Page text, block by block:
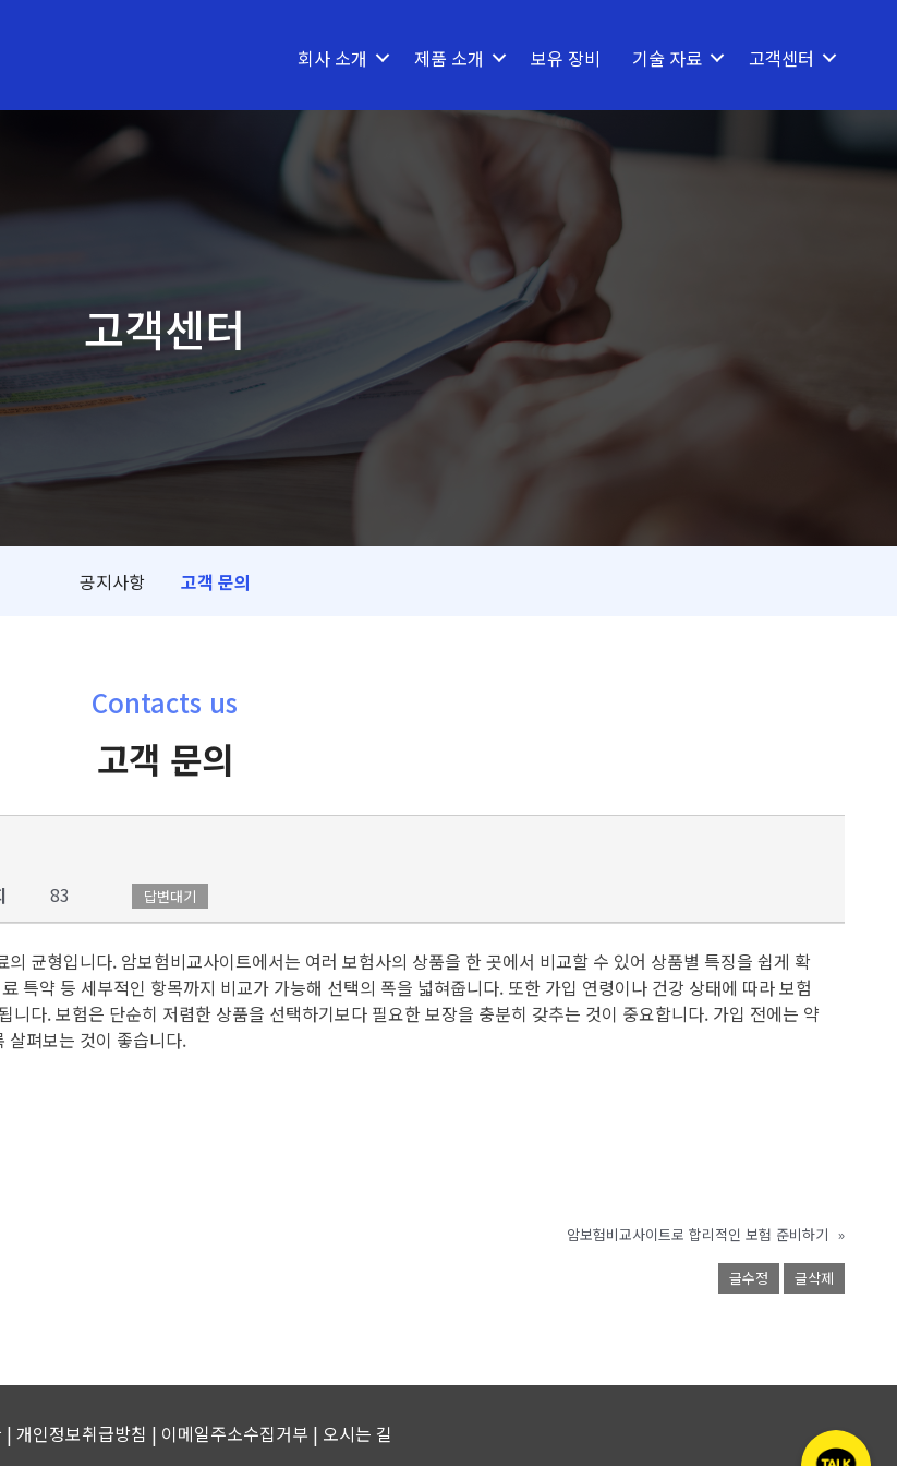
회사 소개 제품 소개 보유 장비 기술 자료 고객센터
고객센터
공지사항 고객 문의
Contacts us
고객 문의
83 답변대기
균형입니다. 암보험비교사이트에서는 여러 보험사의 상품을 한 곳에서 비교할 수 있어 상품별 특징을 쉽게 확
특약 등 세부적인 항목까지 비교가 가능해 선택의 폭을 넓혀줍니다. 또한 가입 연령이나 건강 상태에 따라 보험
다. 보험은 단순히 저렴한 상품을 선택하기보다 필요한 보장을 충분히 갖추는 것이 중요합니다. 가입 전에는 약
살펴보는 것이 좋습니다.
암보험비교사이트로 합리적인 보험 준비하기 »
글수정 글삭제
| 개인정보취급방침 | 이메일주소수집거부 | 오시는 길